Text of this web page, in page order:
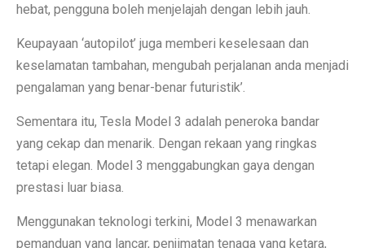
hebat, pengguna boleh menjelajah dengan lebih jauh.
Keupayaan ‘autopilot’ juga memberi keselesaan dan
keselamatan tambahan, mengubah perjalanan anda menjadi
pengalaman yang benar-benar futuristik’.
Sementara itu, Tesla Model 3 adalah peneroka bandar
yang cekap dan menarik. Dengan rekaan yang ringkas
tetapi elegan. Model 3 menggabungkan gaya dengan
prestasi luar biasa.
Menggunakan teknologi terkini, Model 3 menawarkan
pemanduan yang lancar, penjimatan tenaga yang ketara,